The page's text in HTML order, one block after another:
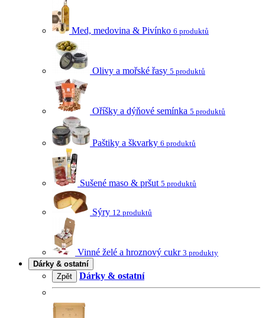
Med, medovina & Pivínko 6 produktů
Olivy a mořské řasy 5 produktů
Oříšky a dýňové semínka 5 produktů
Paštiky a škvarky 6 produktů
Sušené maso & pršut 5 produktů
Sýry 12 produktů
Vinné želé a hroznový cukr 3 produkty
Dárky & ostatní
Zpět
Dárky & ostatní